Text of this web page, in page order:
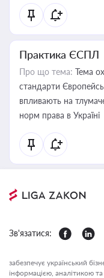
Практика ЄСПЛ
Про що тема: Тема
стандарти
впливають на
норм права в Україні
Зв'язатися:
забезпечує український
інформацією, аналітикою та